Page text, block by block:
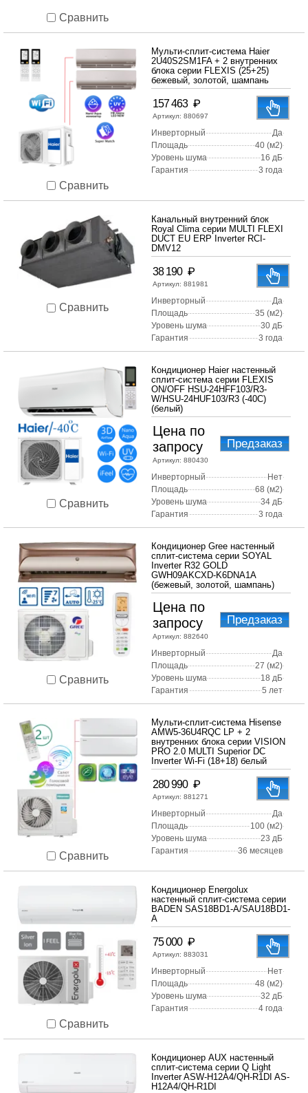
Сравнить
Сравнить
Мульти-сплит-система Haier
2U40S2SM1FA + 2 внутренних
блока серии FLEXIS (25+25)
бежевый, золотой, шампань
157 463 ₽
Артикул: 880697
Инверторный
Да
Площадь
40 (м2)
Уровень шума
16 дБ
Гарантия
3 года
Сравнить
Канальный внутренний блок
Royal Clima серии MULTI FLEXI
DUCT EU ERP Inverter RCI-
DMV12
38 190 ₽
Артикул: 881981
Инверторный
Да
Площадь
35 (м2)
Уровень шума
30 дБ
Гарантия
3 года
Сравнить
Кондиционер Haier настенный
сплит-система серии FLEXIS
ON/OFF HSU-24HFF103/R3-
W/HSU-24HUF103/R3 (-40C)
(белый)
Цена по
запросу
Артикул: 880430
Предзаказ
Инверторный
Нет
Площадь
68 (м2)
Уровень шума
34 дБ
Гарантия
3 года
Сравнить
Кондиционер Gree настенный
сплит-система серии SOYAL
Inverter R32 GOLD
GWH09AKCXD-K6DNA1A
(бежевый, золотой, шампань)
Цена по
запросу
Артикул: 882640
Предзаказ
Инверторный
Да
Площадь
27 (м2)
Уровень шума
18 дБ
Гарантия
5 лет
Сравнить
Мульти-сплит-система Hisense
AMW5-36U4RQC LP + 2
внутренних блока серии VISION
PRO 2.0 MULTI Superior DC
Inverter Wi-Fi (18+18) белый
280 990 ₽
Артикул: 881271
Инверторный
Да
Площадь
100 (м2)
Уровень шума
23 дБ
Гарантия
36 месяцев
Сравнить
Кондиционер Energolux
настенный сплит-система серии
BADEN SAS18BD1-A/SAU18BD1-
A
75 000 ₽
Артикул: 883031
Инверторный
Нет
Площадь
48 (м2)
Уровень шума
32 дБ
Гарантия
4 года
Кондиционер AUX настенный
сплит-система серии Q Light
Inverter ASW-H12A4/QH-R1DI AS-
H12A4/QH-R1DI